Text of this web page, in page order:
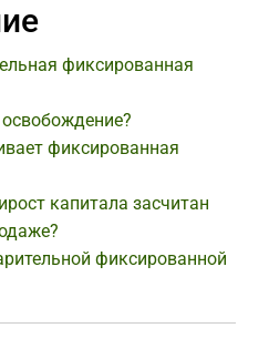
фиксированная
фиксированная
капитала засчитан
фиксированной